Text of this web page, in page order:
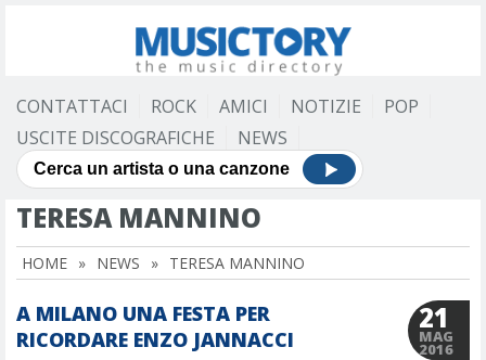
CONTATTACI ROCK AMICI NOTIZIE
POP
USCITE DISCOGRAFICHE
NEWS
TERESA MANNINO
HOME » NEWS » TERESA MANNINO
A MILANO UNA FESTA PER
RICORDARE ENZO JANNACCI
21
MAG
2016